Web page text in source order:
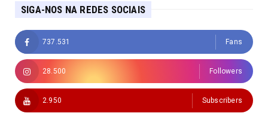
SIGA-NOS NA REDES SOCIAIS
737.531 Fans
28.500 Followers
2.950 Subscribers